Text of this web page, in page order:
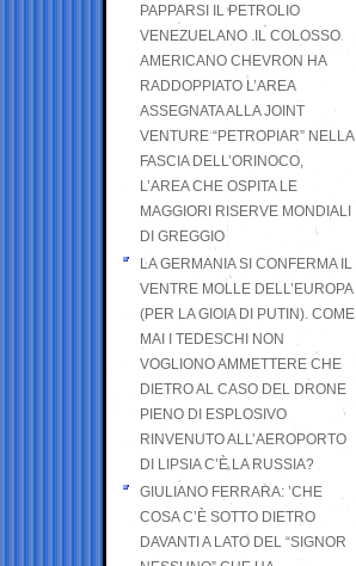
PAPPARSI IL PETROLIO
VENEZUELANO .IL COLOSSO
AMERICANO CHEVRON HA
RADDOPPIATO L’AREA
ASSEGNATA ALLA JOINT
VENTURE “PETROPIAR” NELLA
FASCIA DELL’ORINOCO,
L’AREA CHE OSPITA LE
MAGGIORI RISERVE MONDIALI
DI GREGGIO
LA GERMANIA SI CONFERMA IL
VENTRE MOLLE DELL’EUROPA
(PER LA GIOIA DI PUTIN). COME
MAI I TEDESCHI NON
VOGLIONO AMMETTERE CHE
DIETRO AL CASO DEL DRONE
PIENO DI ESPLOSIVO
RINVENUTO ALL’AEROPORTO
DI LIPSIA C’È LA RUSSIA?
GIULIANO FERRARA: ’CHE
COSA C’È SOTTO DIETRO
DAVANTI A LATO DEL “SIGNOR